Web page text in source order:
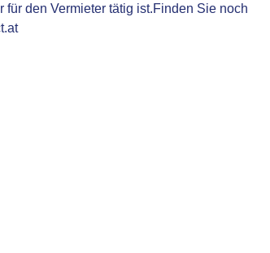
den Vermieter tätig ist.Finden Sie noch